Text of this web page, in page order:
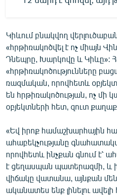
Կիևում բնակվող
«հրթիռակոծվել է ոչ միայն
Դնեպրը, Խարկովը և Կիևը»:
«հրթիռակոծությունները
ռազմական, որովհետև
են հրթիռակոծության, ոչ մի
օբյեկտների հետ, զուտ
«Եվ իրոք համաշխարհային
ահաբեկչությանը
որովհետև ինչքան գնում է՝
է ցեղասպան պատերազմի, և
վիճակը վատանա, այնքան
ականատես ենք լինելու